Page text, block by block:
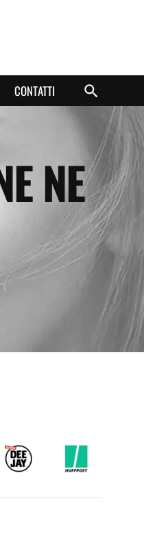
CONTATTI
NE